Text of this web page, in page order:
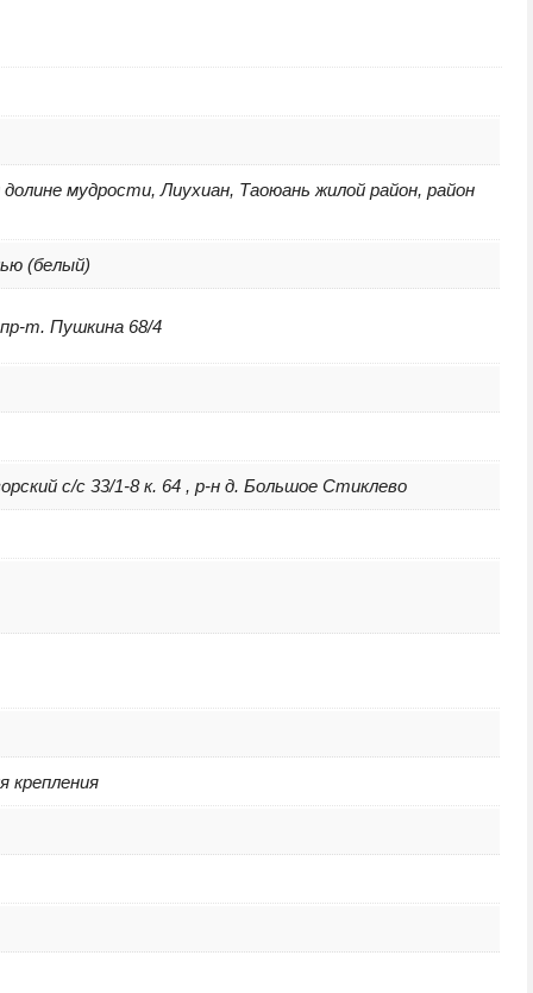
мудрости, Лиуxиан, Таоюань жилой район, район
(белый)
т. Пушкина 68/4
с/с 33/1-8 к. 64 , р-н д. Большое Стиклево
крепления